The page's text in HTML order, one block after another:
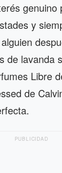
genuino
y
de lavanda
Libre
de
PUBLICIDAD